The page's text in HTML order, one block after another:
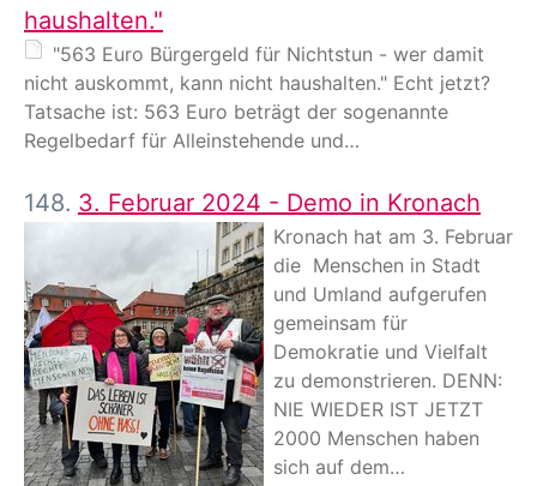
haushalten."
"563 Euro Bürgergeld für Nichtstun - wer damit
nicht auskommt, kann nicht haushalten." Echt jetzt?
Tatsache ist: 563 Euro beträgt der sogenannte
Regelbedarf für Alleinstehende und…
148. 3. Februar 2024 - Demo in Kronach
Kronach hat am 3. Februar
die Menschen in Stadt
und Umland aufgerufen
gemeinsam für
Demokratie und Vielfalt
zu demonstrieren. DENN:
NIE WIEDER IST JETZT
2000 Menschen haben
sich auf dem…